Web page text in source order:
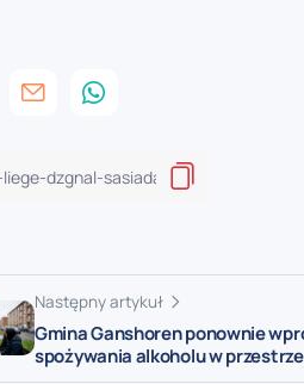
Następny artykuł
Gmina Ganshoren ponownie
spożywania alkoholu w